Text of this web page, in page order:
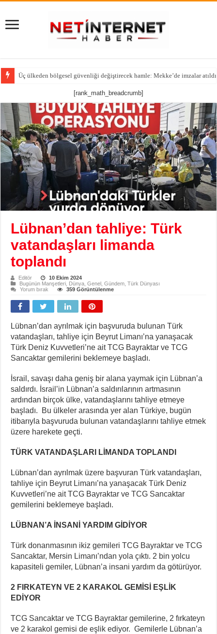
Üç ülkeden bölgesel güvenliği değiştirecek hamle: Mekke’de imzalar atıldı
[rank_math_breadcrumb]
Lübnan’dan tahliye: Türk
vatandaşları limanda
toplandı
Editör
10 Ekim 2024
Bugünün Manşetleri, Dünya,Genel ,Gündem,Türk Dünyası
Yorum bırak
359 Görüntülenme
Lübnan’dan ayrılmak için başvuruda bulunan Türk
vatandaşları, tahliye için Beyrut Limanı’na yanaşacak
Türk Deniz Kuvvetleri’ne ait TCG Bayraktar ve TCG
Sancaktar gemilerini beklemeye başladı.
İsrail, savaşı daha geniş bir alana yaymak için Lübnan’a
saldırdı. İsrail’in Lübnan’a saldırılarının artmasının
ardından birçok ülke, vatandaşlarını tahliye etmeye
başladı. Bu ülkeler arasında yer alan Türkiye, bugün
itibarıyla başvuruda bulunan vatandaşlarını tahliye etmek
üzere harekete geçti.
TÜRK VATANDAŞLARI LİMANDA TOPLANDI
Lübnan’dan ayrılmak üzere başvuran Türk vatandaşları,
tahliye için Beyrut Limanı’na yanaşacak Türk Deniz
Kuvvetleri’ne ait TCG Bayraktar ve TCG Sancaktar
gemilerini beklemeye başladı.
LÜBNAN’A İNSANİ YARDIM GİDİYOR
Türk donanmasının ikiz gemileri TCG Bayraktar ve TCG
Sancaktar, Mersin Limanı’ndan yola çıktı. 2 bin yolcu
kapasiteli gemiler, Lübnan’a insani yardım da götürüyor.
2 FIRKATEYN VE 2 KARAKOL GEMİSİ EŞLİK
EDİYOR
TCG Sancaktar ve TCG Bayraktar gemilerine, 2 fırkateyn
ve 2 karakol gemisi de eşlik ediyor. Gemilerle Lübnan’a